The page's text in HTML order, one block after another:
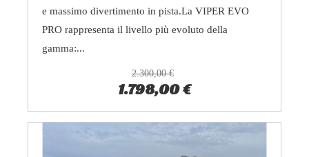
e massimo divertimento in pista.La VIPER EVO
PRO rappresenta il livello più evoluto della
gamma:...
2.300,00 €
1.798,00 €